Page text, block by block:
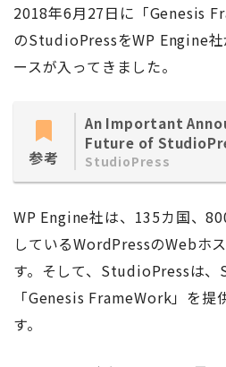
2018年6月27日に「Genesis
のStudioPressをWP Engine
ースが入ってきました。
参考
An Important
Future of
StudioPress
WP Engine社は、135カ国、
しているWordPressのWebホ
す。そして、StudioPressは、
「Genesis FrameWork」を提
す。